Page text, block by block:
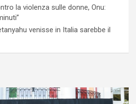
la violenza sulle donne, Onu:
venisse in Italia sarebbe il